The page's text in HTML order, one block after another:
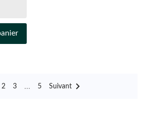
2 3 … 5 Suivant 